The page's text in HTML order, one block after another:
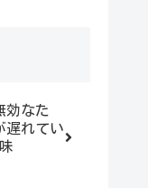
効なた
遅れてい